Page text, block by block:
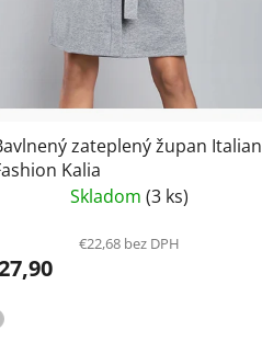
zateplený župan Italian
Kalia
Skladom(3 ks)
€22,68 bez DPH